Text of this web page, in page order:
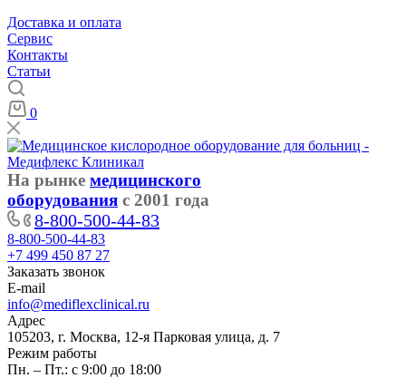
Доставка и оплата
Cервис
Контакты
Статьи
0
На рынке медицинского
оборудования с 2001 года
8-800-500-44-83
8-800-500-44-83
+7 499 450 87 27
Заказать звонок
E-mail
info@mediflexclinical.ru
Адрес
105203, г. Москва, 12-я Парковая улица, д. 7
Режим работы
Пн. – Пт.: с 9:00 до 18:00